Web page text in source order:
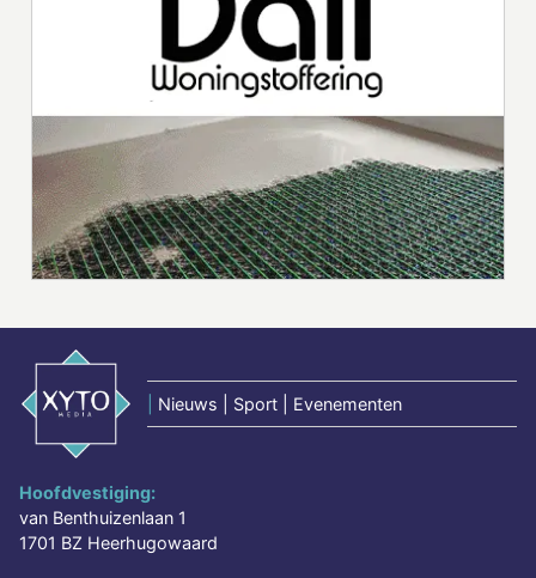
Nieuws | Sport | Evenementen
Hoofdvestiging:
van Benthuizenlaan 1
1701 BZ Heerhugowaard